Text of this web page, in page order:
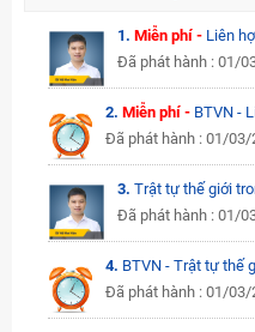
1. Miễn phí - Liên
Đã phát hành : 01/
2.Miễn phí - BTVN -
Đã phát hành : 01/03/
3. Trật tự thế giới
Đã phát hành : 01/
4. BTVN - Trật tự thế
Đã phát hành : 01/03/